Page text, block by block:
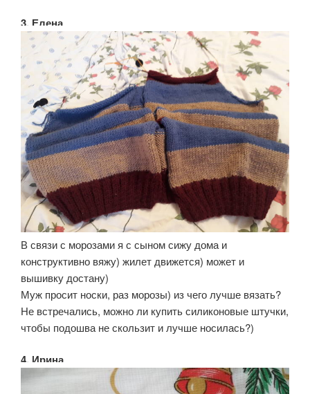
3. Елена
В связи с морозами я с сыном сижу дома и
конструктивно вяжу) жилет движется) может и
вышивку достану)
Муж просит носки, раз морозы) из чего лучше вязать?
Не встречались, можно ли купить силиконовые штучки,
чтобы подошва не скользит и лучше носилась?)
4. Ирина